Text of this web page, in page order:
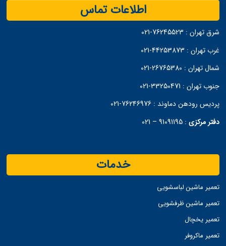
اطلاعات تماس
شرق تهران : 76245523-021
غرب تهران : 44253873-021
شمال تهران :
جنوب تهران : 33250471-021
پردیس رودهن دماوند :76246976-021
دفتر مرکزی :
91091195 – 021
خدمات
تعمیر ماشین لباسشویی
تعمیر ماشین ظرفشویی
تعمیر یخچال
تعمیر ماکروفر